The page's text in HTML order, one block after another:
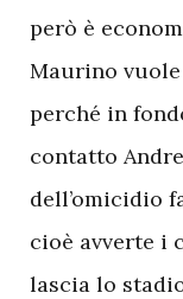
però è
Maurino
perché in
contatto
dell’omicidio
cioè avverte i
lascia lo